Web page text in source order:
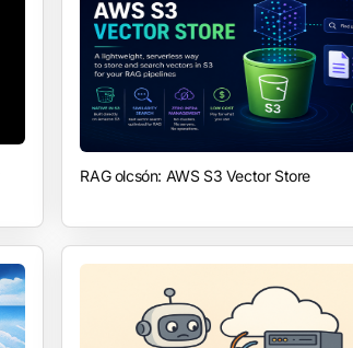
RAG olcsón: AWS S3 Vector Store